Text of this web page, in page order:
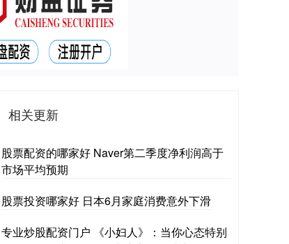
相关更新
股票配资的哪家好 Naver第二季度净利润高于
市场平均预期
股票投资哪家好 日本6月家庭消费意外下滑
专业炒股配资门户 《小妇人》：当你心态特别